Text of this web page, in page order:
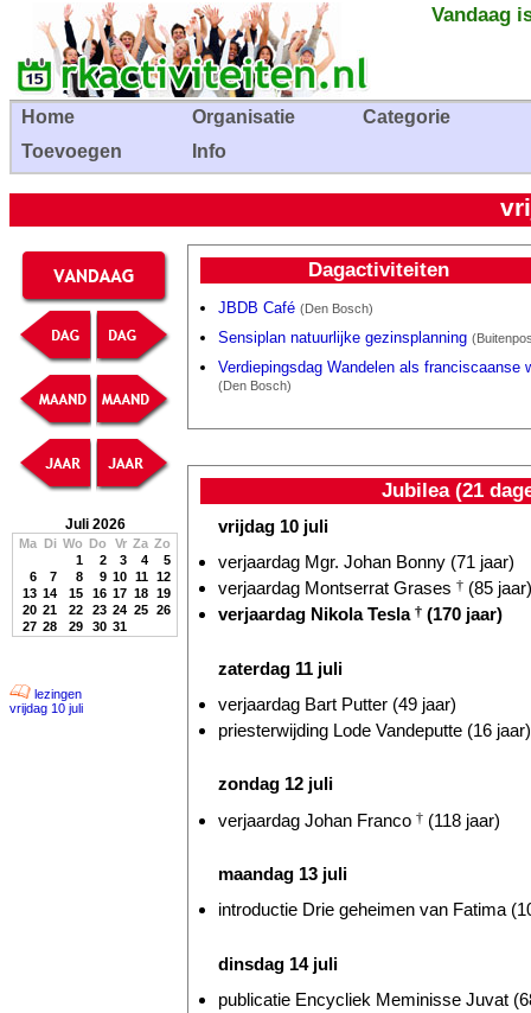
Vandaag
Home Organisatie
Categorie
Toevoegen
Info
Juli 2026
Ma Di Wo Do Vr Za Zo
1
2 3 4
5
6
7 8 9 10 11 12
13 14 15 16 17 18 19
20 21 22 23 24 25 26
27 28 29 30 31
lezingen
vrijdag 10 juli
Dagactiviteiten
JBDB Café (Den Bosch)
Sensiplan natuurlijke gezinsplanning
Verdiepingsdag Wandelen als franciscaanse
(Den Bosch)
Jubilea (21
vrijdag 10 juli
verjaardag Mgr. Johan Bonny (71 jaar)
verjaardag Montserrat Grases † (85 jaar)
verjaardag Nikola Tesla † (170 jaar)
zaterdag 11 juli
verjaardag Bart Putter (49 jaar)
priesterwijding Lode Vandeputte (16 jaar)
zondag 12 juli
verjaardag Johan Franco † (118 jaar)
maandag 13 juli
introductie Drie geheimen van Fatima
dinsdag 14 juli
publicatie Encycliek Meminisse Juvat